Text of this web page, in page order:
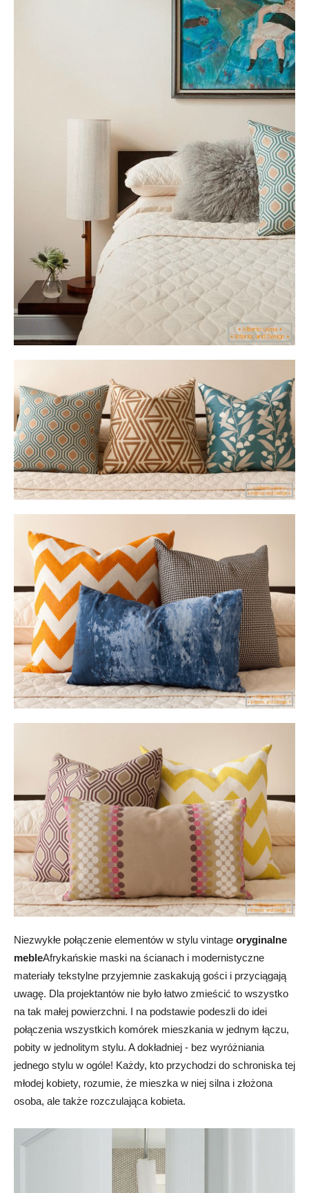
Niezwykłe połączenie elementów w stylu vintage oryginalne
mebleAfrykańskie maski na ścianach i modernistyczne
materiały tekstylne przyjemnie zaskakują gości i przyciągają
uwagę. Dla projektantów nie było łatwo zmieścić to wszystko
na tak małej powierzchni. I na podstawie podeszli do idei
połączenia wszystkich komórek mieszkania w jednym łączu,
pobity w jednolitym stylu. A dokładniej - bez wyróżniania
jednego stylu w ogóle! Każdy, kto przychodzi do schroniska tej
młodej kobiety, rozumie, że mieszka w niej silna i złożona
osoba, ale także rozczulająca kobieta.